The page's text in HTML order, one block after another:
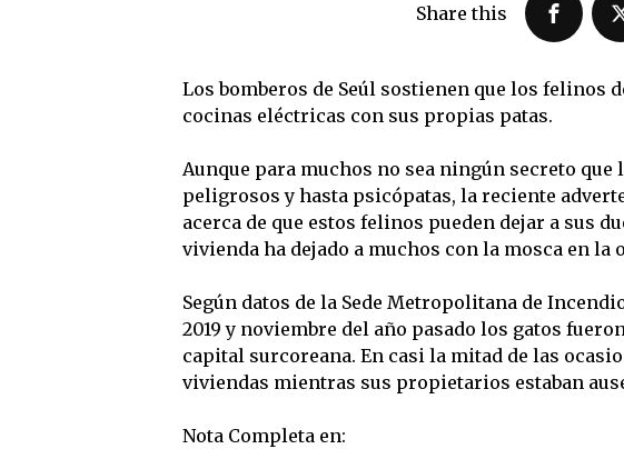
Share this
Los bomberos de Seúl sostienen que los felinos
cocinas eléctricas con sus propias patas.
Aunque para muchos no sea ningún secreto que
peligrosos y hasta psicópatas, la reciente
acerca de que estos felinos pueden dejar a sus
vivienda ha dejado a muchos con la mosca en la
Según datos de la Sede Metropolitana de
2019 y noviembre del año pasado los gatos
capital surcoreana. En casi la mitad de las
viviendas mientras sus propietarios estaban
Nota Completa en: